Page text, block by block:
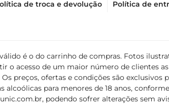
de troca e devolução Política de
é o do carrinho de compras. Fotos
o acesso de um maior número de clientes
preços, ofertas e condições são exclusivos
para menores de 18 anos,
, podendo sofrer alterações sem